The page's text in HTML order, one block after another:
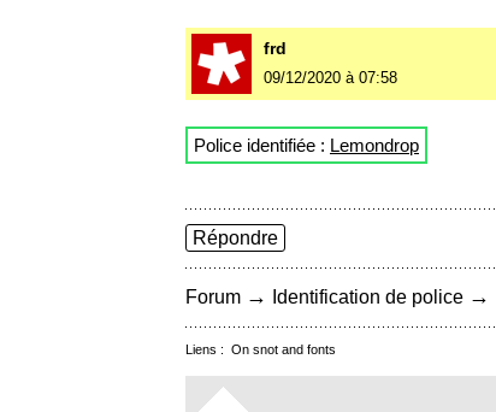
frd
09/12/2020 à 07:58
Police identifiée : Lemondrop
Répondre
Forum → Identification de police →
Liens : On snot and fonts